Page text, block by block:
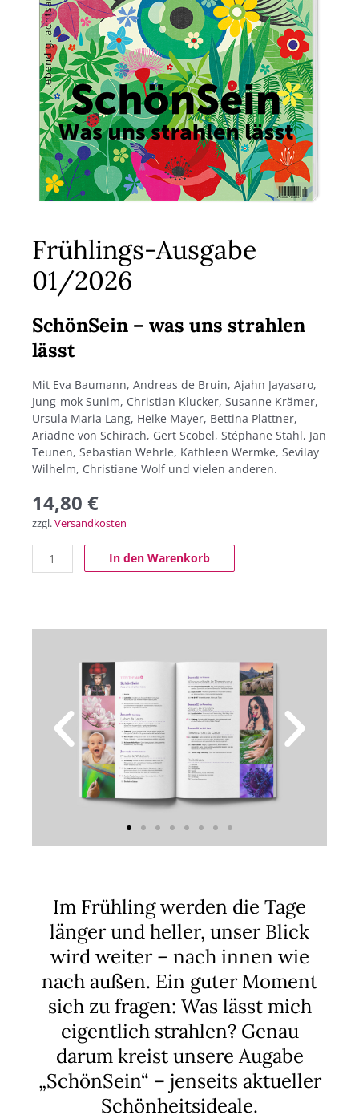
Frühlings-Ausgabe
01/2026
SchönSein – was uns strahlen
lässt
Mit Eva Baumann, Andreas de Bruin, Ajahn Jayasaro,
Jung-mok Sunim, Christian Klucker, Susanne Krämer,
Ursula Maria Lang, Heike Mayer, Bettina Plattner,
Ariadne von Schirach, Gert Scobel, Stéphane Stahl, Jan
Teunen, Sebastian Wehrle, Kathleen Wermke, Sevilay
Wilhelm, Christiane Wolf und vielen anderen.
14,80 €
zzgl.Versandkosten
In den Warenkorb
Im Frühling werden die Tage
länger und heller, unser Blick
wird weiter – nach innen wie
nach außen. Ein guter Moment
sich zu fragen: Was lässt mich
eigentlich strahlen? Genau
darum kreist unsere Augabe
„SchönSein“ – jenseits aktueller
Schönheitsideale.